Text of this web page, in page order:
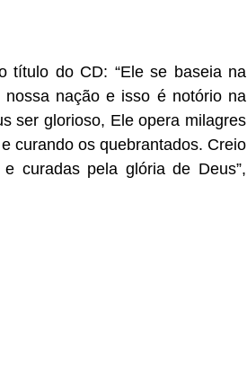
título do CD: “Ele se baseia na
nação e isso é notório na
ser glorioso, Ele opera milagres
curando os quebrantados. Creio
curadas pela glória de Deus”,